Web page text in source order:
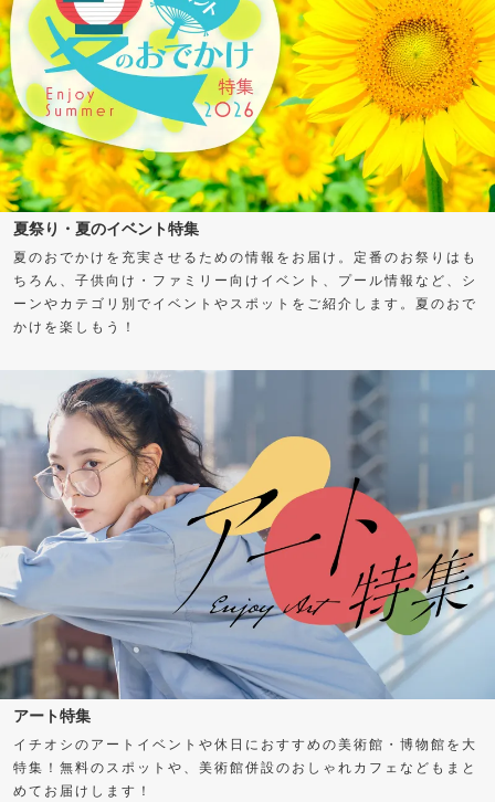
夏祭り・夏のイベント特集
夏のおでかけを充実させるための情報をお届け。定番のお祭りはも
ちろん、子供向け・ファミリー向けイベント、プール情報など、シ
ーンやカテゴリ別でイベントやスポットをご紹介します。夏のおで
かけを楽しもう！
アート特集
イチオシのアートイベントや休日におすすめの美術館・博物館を大
特集！無料のスポットや、美術館併設のおしゃれカフェなどもまと
めてお届けします！